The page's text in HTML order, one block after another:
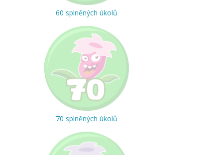
60 splněných úkolů
70 splněných úkolů